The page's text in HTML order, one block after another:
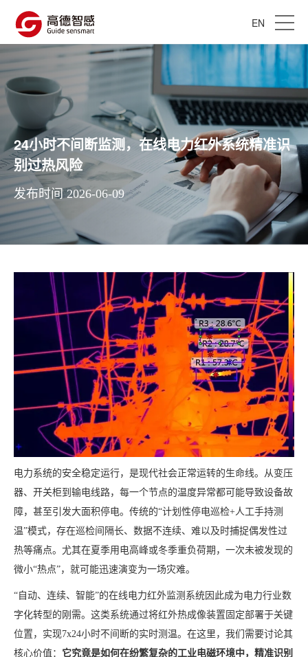
EN
24小时不间断监测，在线电力红外系统精准识
别过热风险
发布时间 2026-06-09
电力系统的安全稳定运行，是现代社会正常运转的生命线。从变压
器、开关柜到输电线路，每一个节点的温度异常都可能导致设备故
障，甚至引发大面积停电。传统的“计划性停电巡检+人工手持测
温”模式，存在巡检间隔长、数据不连续、难以及时捕捉偶发性过
热等痛点。尤其在夏季用电高峰或冬季重负荷期，一次未被发现的
微小“热点”，就可能迅速演变为一场灾难。
“自动、连续、智能”的在线电力红外监测系统因此成为电力行业数
字化转型的刚需。这类系统通过将红外热成像装置固定部署于关键
位置，实现7x24小时不间断的实时测温。在这里，我们需要讨论其
核心价值： 它究竟是如何在纷繁复杂的工业电磁环境中，精准识别